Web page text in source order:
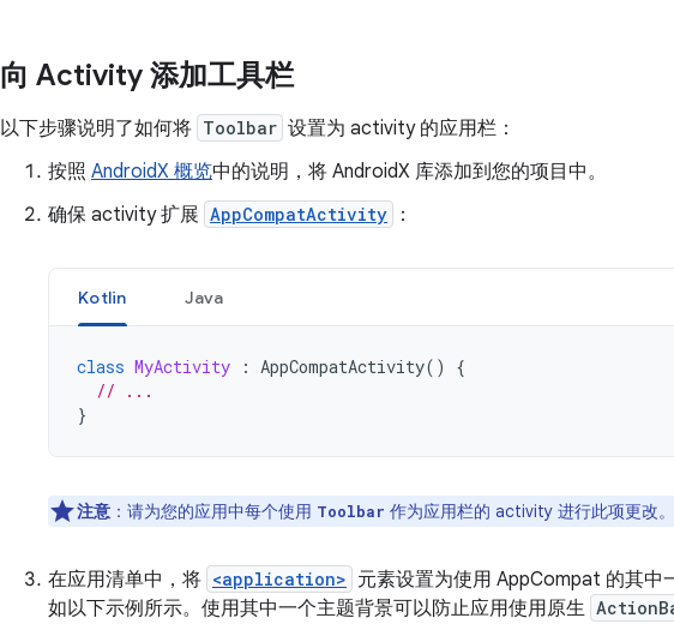
向 Activity 添加工具栏
以下步骤说明了如何将 Toolbar 设置为 activity 的应用栏：
按照 AndroidX 概览中的说明，将 AndroidX 库添加到您的项目中。
确保 activity 扩展 AppCompatActivity ：
Kotlin Java
class MyActivity : AppCompatActivity()
{
// ...
}
注意 ：请为您的应用中每个使用 Toolbar 作为应用栏的 activity 进行此项更改。
在应用清单中，将 <application> 元素设置为使用 AppCompat 的其中
如以下示例所示。使用其中一个主题背景可以防止应用使用原生